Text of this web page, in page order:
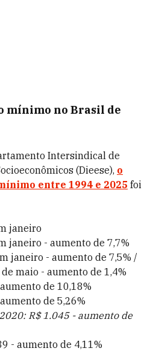
mínimo no Brasil de
Intersindical de
(Dieese), o
entre 1994 e 2025 foi
janeiro
janeiro - aumento de 7,7%
janeiro - aumento de 7,5% /
maio - aumento de 1,4%
de 10,18%
de 5,26%
R$ 1.045 - aumento de
- aumento de 4,11%